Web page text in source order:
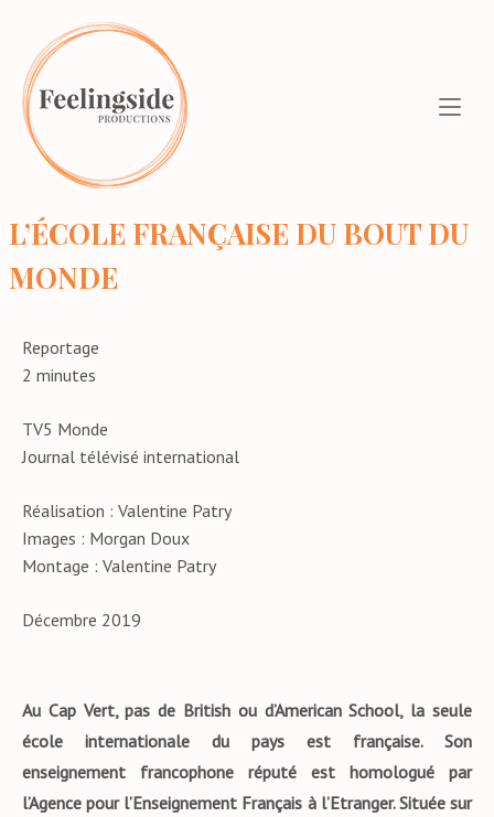
Home
L’ÉCOLE FRANÇAISE DU BOUT DU
MONDE
Reportage
2 minutes
TV5 Monde
Journal télévisé international
Réalisation : Valentine Patry
Images : Morgan Doux
Montage : Valentine Patry
Décembre 2019
Au Cap Vert, pas de British ou d’American School, la seule
école internationale du pays est française. Son
enseignement francophone réputé est homologué par
l’Agence pour l’Enseignement Français à l’Etranger. Située sur